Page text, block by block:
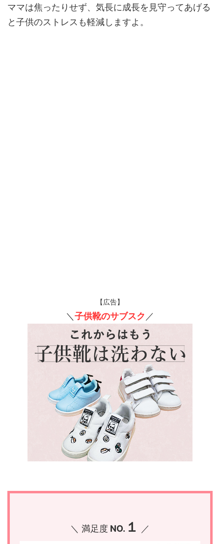
ママは焦ったりせず、気長に成長を見守ってあげる
と子供のストレスも軽減しますよ。
【広告】
＼ 子供靴のサブスク ／
＼ 満足度 NO. １ ／